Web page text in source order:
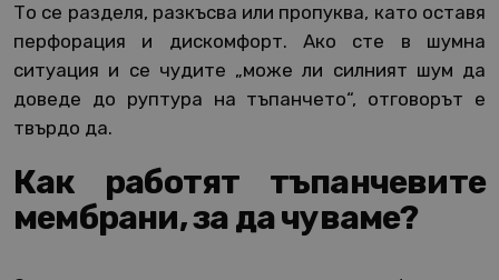
То се разделя, разкъсва или пропуква, като оставя
перфорация и дискомфорт. Ако сте в шумна
ситуация и се чудите „може ли силният шум да
доведе до руптура на тъпанчето“, отговорът е
твърдо да.
Как работят тъпанчевите
мембрани, за да чуваме?